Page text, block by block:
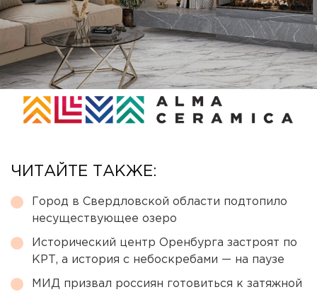
ЧИТАЙТЕ ТАКЖЕ:
Город в Свердловской области подтопило
несуществующее озеро
Исторический центр Оренбурга застроят по
КРТ, а история с небоскребами — на паузе
МИД призвал россиян готовиться к затяжной